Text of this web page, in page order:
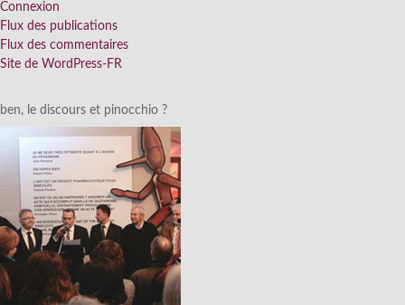
Connexion
Flux des publications
Flux des commentaires
Site de WordPress-FR
ben, le discours et pinocchio ?